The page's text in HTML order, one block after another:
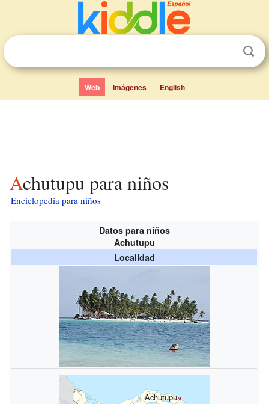
Web Imágenes English
Achutupu para niños
Enciclopedia para niños
Datos para niños
Achutupu
Localidad
Achutupu